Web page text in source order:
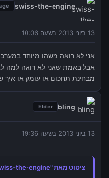
swiss-the-engine
13 ביוני 2013 בשעה 10:06
אבל באמת שאני לא רואה למה
מבחינת תחכום או עומק או איך
bling
Elder
13 ביוני 2013 בשעה 19:36
ציטוט מאת "swiss-the-engine"